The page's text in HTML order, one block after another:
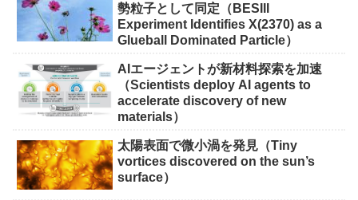
勢粒子として同定（BESIII
Experiment Identifies X(2370) as a
Glueball Dominated Particle）
AIエージェントが新材料探索を加速
（Scientists deploy AI agents to
accelerate discovery of new
materials）
太陽表面で微小渦を発見（Tiny
vortices discovered on the sun’s
surface）